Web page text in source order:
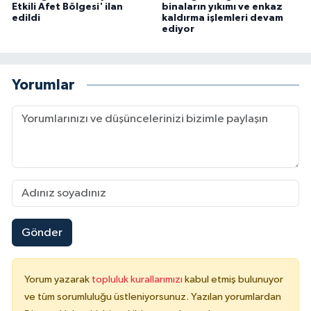
Etkili Afet Bölgesi' ilan
edildi
binaların yıkımı ve enkaz
kaldırma işlemleri devam
ediyor
Yorumlar
Gönder
Yorum yazarak topluluk kurallarımızı kabul etmiş bulunuyor
ve tüm sorumluluğu üstleniyorsunuz. Yazılan yorumlardan
Mardin Müftülüğü
Mersin Müftülüğü
Muğla Müftülüğü
Muş Müftülüğü